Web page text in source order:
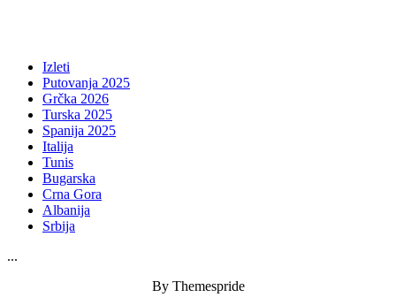
Izleti
Putovanja 2025
Grčka 2026
Turska 2025
Spanija 2025
Italija
Tunis
Bugarska
Crna Gora
Albanija
Srbija
...
By Themespride